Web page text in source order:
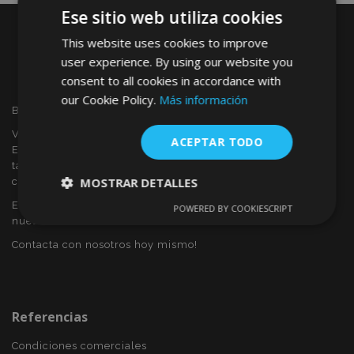
Bienvenido a VTVAUTO
VTVAUTO es distribuidor y proveedor al por mayor en
Europa, de accesorios de automóvil, tales como:
tapacubos, derivabrisas, fundas para asientos, alfombrillas,
cubiertas cromadas, marcos, etc.
Eres interesado en dropshipping o deseas convertirte en
nuestro socio?
Contacta con nosotros hoy mismo!
Referencias
Condiciones comerciales
Ese sitio web utiliza cookies
This website uses cookies to improve
user experience. By using our website you
consent to all cookies in accordance with
our Cookie Policy. Más información
ACEPTAR TODO
MOSTRAR DETALLES
necesarias
Cookies de
preferencias
POWERED BY COOKIESCRIPT